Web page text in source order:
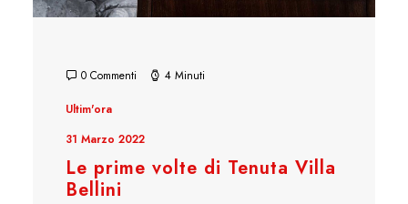
0 Commenti 4 Minuti
Ultim'ora
31 Marzo 2022
Le prime volte di Tenuta Villa
Bellini